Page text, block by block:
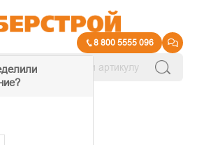
8 800 5555 096